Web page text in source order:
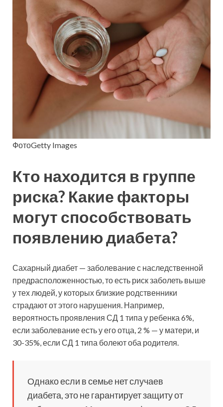
ФотоGetty Images
Кто находится в группе
риска? Какие факторы
могут способствовать
появлению диабета?
Сахарный диабет — заболевание с наследственной
предрасположенностью, то есть риск заболеть выше
у тех людей, у которых близкие родственники
страдают от этого нарушения. Например,
вероятность проявления СД 1 типа у ребенка 6%,
если заболевание есть у его отца, 2 % — у матери, и
30-35%, если СД 1 типа болеют оба родителя.
Однако если в семье нет случаев
диабета, это не гарантирует защиту от